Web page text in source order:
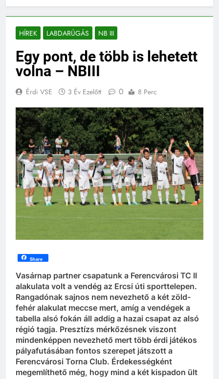
HÍREK LABDARÚGÁS NB III
Egy pont, de több is lehetett
volna – NBIII
Érdi VSE 3 Év Ezelőtt 0 8 Perc
Share
Vasárnap partner csapatunk a Ferencvárosi TC II
alakulata volt a vendég az Ercsi úti sporttelepen.
Rangadónak sajnos nem nevezhető a két zöld-
fehér alakulat meccse mert, amíg a vendégek a
tabella alsó fokán áll addig a hazai csapat az alsó
régió tagja. Presztízs mérkőzésnek viszont
mindenképpen nevezhető mert több érdi játékos
pályafutásában fontos szerepet játszott a
Ferencvárosi Torna Club. Érdekességként
megemlíthető még, hogy mind a két kispadon ült